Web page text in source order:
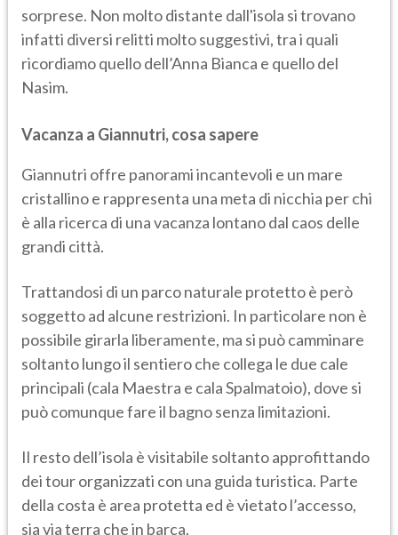
sorprese. Non molto distante dall'isola si trovano
infatti diversi relitti molto suggestivi, tra i quali
ricordiamo quello dell’Anna Bianca e quello del
Nasim.
Vacanza a Giannutri, cosa sapere
Giannutri offre panorami incantevoli e un mare
cristallino e rappresenta una meta di nicchia per chi
è alla ricerca di una vacanza lontano dal caos delle
grandi città.
Trattandosi di un parco naturale protetto è però
soggetto ad alcune restrizioni. In particolare non è
possibile girarla liberamente, ma si può camminare
soltanto lungo il sentiero che collega le due cale
principali (cala Maestra e cala Spalmatoio), dove si
può comunque fare il bagno senza limitazioni.
Il resto dell’isola è visitabile soltanto approfittando
dei tour organizzati con una guida turistica. Parte
della costa è area protetta ed è vietato l’accesso,
sia via terra che in barca.